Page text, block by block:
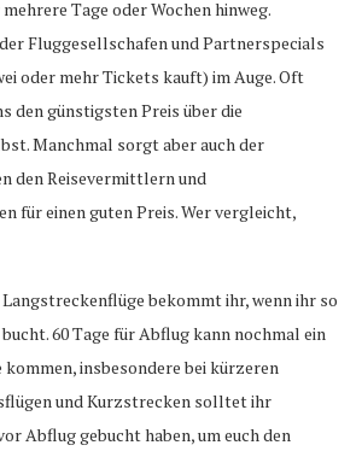
Tage oder Wochen hinweg.
Fluggesellschafen und Partnerspecials
oder mehr Tickets kauft) im Auge. Oft
den günstigsten Preis über die
Manchmal sorgt aber auch der
den Reisevermittlern und
für einen guten Preis. Wer vergleicht,
bekommt ihr, wenn ihr so
60 Tage für Abflug kann nochmal ein
insbesondere bei kürzeren
und Kurzstrecken solltet ihr
Abflug gebucht haben, um euch den